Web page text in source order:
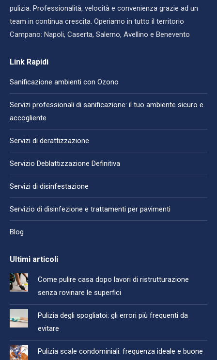
pulizia. Professionalità, velocità e convenienza grazie ad un
team in continua crescita. Operiamo in tutto il territorio
Campano: Napoli, Caserta, Salerno, Avellino e Benevento
Link Rapidi
Sanificazione ambienti con Ozono
Servizi professionali di sanificazione: il tuo ambiente sicuro e
accogliente
Servizi di derattizzazione
Servizio Deblattizzazione Definitiva
Servizi di disinfestazione
Servizio di disinfezione e trattamenti per pavimenti
Blog
Ultimi articoli
Come pulire casa dopo lavori di ristrutturazione
senza rovinare le superfici
Pulizia degli spogliatoi: gli errori più frequenti da
evitare
Pulizia scale condominiali: frequenza ideale e buone